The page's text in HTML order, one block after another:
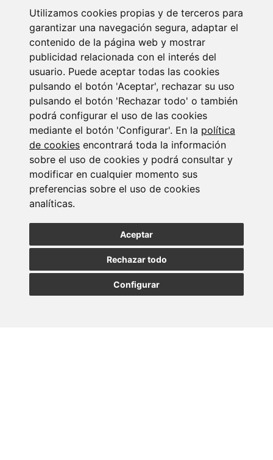
Utilizamos cookies propias y de terceros para
garantizar una navegación segura, adaptar el
contenido de la página web y mostrar
publicidad relacionada con el interés del
usuario. Puede aceptar todas las cookies
pulsando el botón 'Aceptar', rechazar su uso
pulsando el botón 'Rechazar todo' o también
podrá configurar el uso de las cookies
mediante el botón 'Configurar'. En la política
de cookies encontrará toda la información
sobre el uso de cookies y podrá consultar y
modificar en cualquier momento sus
preferencias sobre el uso de cookies
analíticas.
Aceptar
Rechazar todo
Configurar
Suscribirse a la
newsletter
Entérate de nuestras últimas noticias